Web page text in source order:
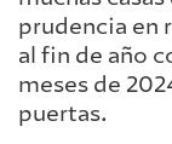
prudencia en
al fin de año
meses de
puertas.